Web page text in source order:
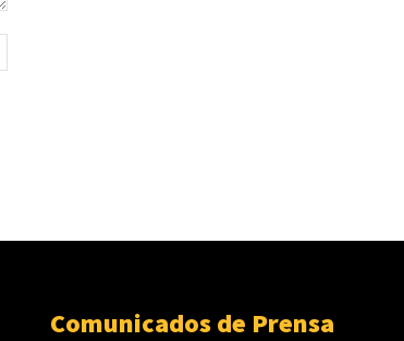
web:
Comunicados de Prensa